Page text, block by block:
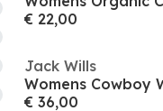
€ 22,00
Jack Wills
€ 36,00